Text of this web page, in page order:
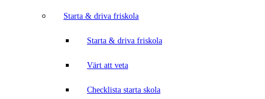
Starta & driva friskola
Starta & driva friskola
Värt att veta
Checklista starta skola